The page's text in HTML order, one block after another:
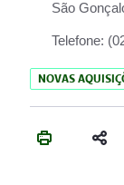
São
Telefone:
NOVAS